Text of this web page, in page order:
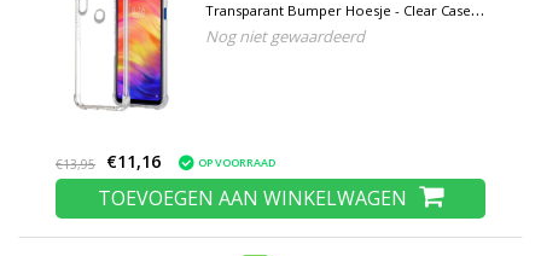
Transparant Bumper Hoesje - Clear Case
Cover Silicone TPU Anti-Shock
Nog niet gewaardeerd
€13,95 €11,16 OP VOORRAAD
TOEVOEGEN AAN WINKELWAGEN